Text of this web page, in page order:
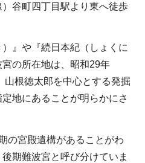
谷町四丁目駅より東へ徒歩
）』や『続日本紀（しょくに
の所在地は、昭和29年
山根徳太郎を中心とする発掘
地にあることが明らかにさ
の宮殿遺構があることがわ
期難波宮と呼び分けていま